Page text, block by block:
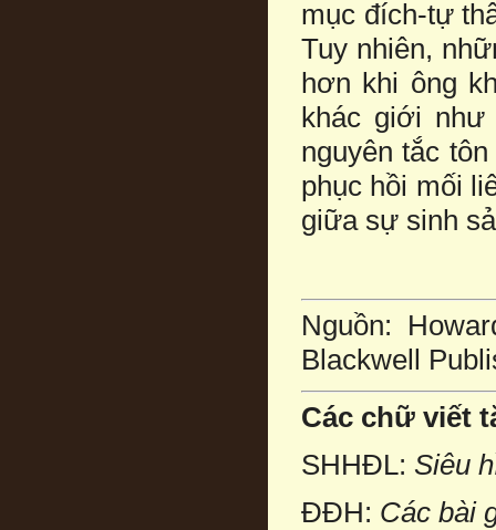
mục đích-tự
Tuy nhiên,
hơn khi ông
khác giới như
nguyên tắc
phục hồi mối
giữa sự sinh
Nguồn:
Blackwell
Các chữ viết
SHHĐL: Siêu
ĐĐH: Các bài